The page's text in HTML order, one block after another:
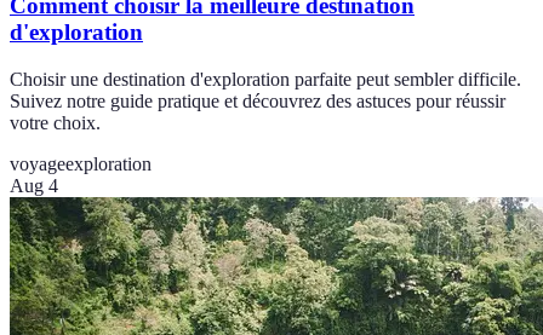
Comment choisir la meilleure destination
d'exploration
Choisir une destination d'exploration parfaite peut sembler difficile.
Suivez notre guide pratique et découvrez des astuces pour réussir
votre choix.
voyageexploration
Aug 4